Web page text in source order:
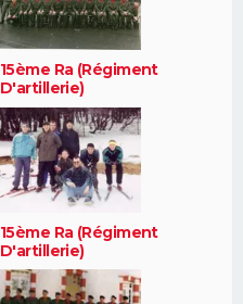
15ème Ra (Régiment
D'artillerie)
15ème Ra (Régiment
D'artillerie)